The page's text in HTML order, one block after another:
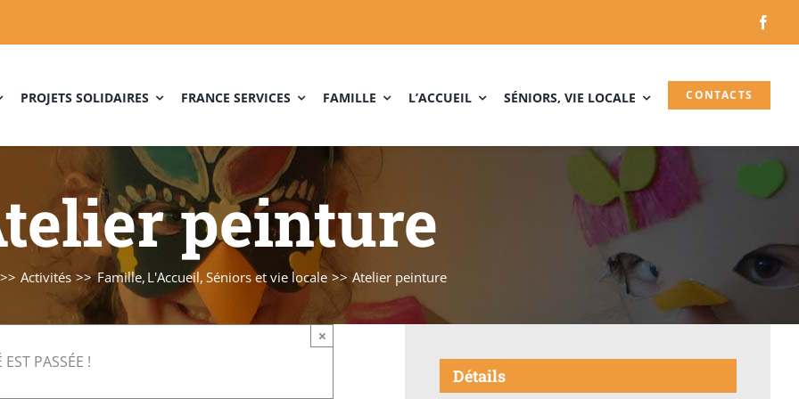
PROJETS SOLIDAIRES FRANCE SERVICES FAMILLE L’ACCUEIL SÉNIORS, VIE LOCALE CONTACTS
peinture
Activités Famille L'Accueil Séniors et vie locale Atelier peinture
EST PASSÉE !
×
Détails